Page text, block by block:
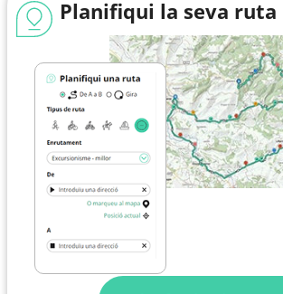
Planifiqui la seva ruta